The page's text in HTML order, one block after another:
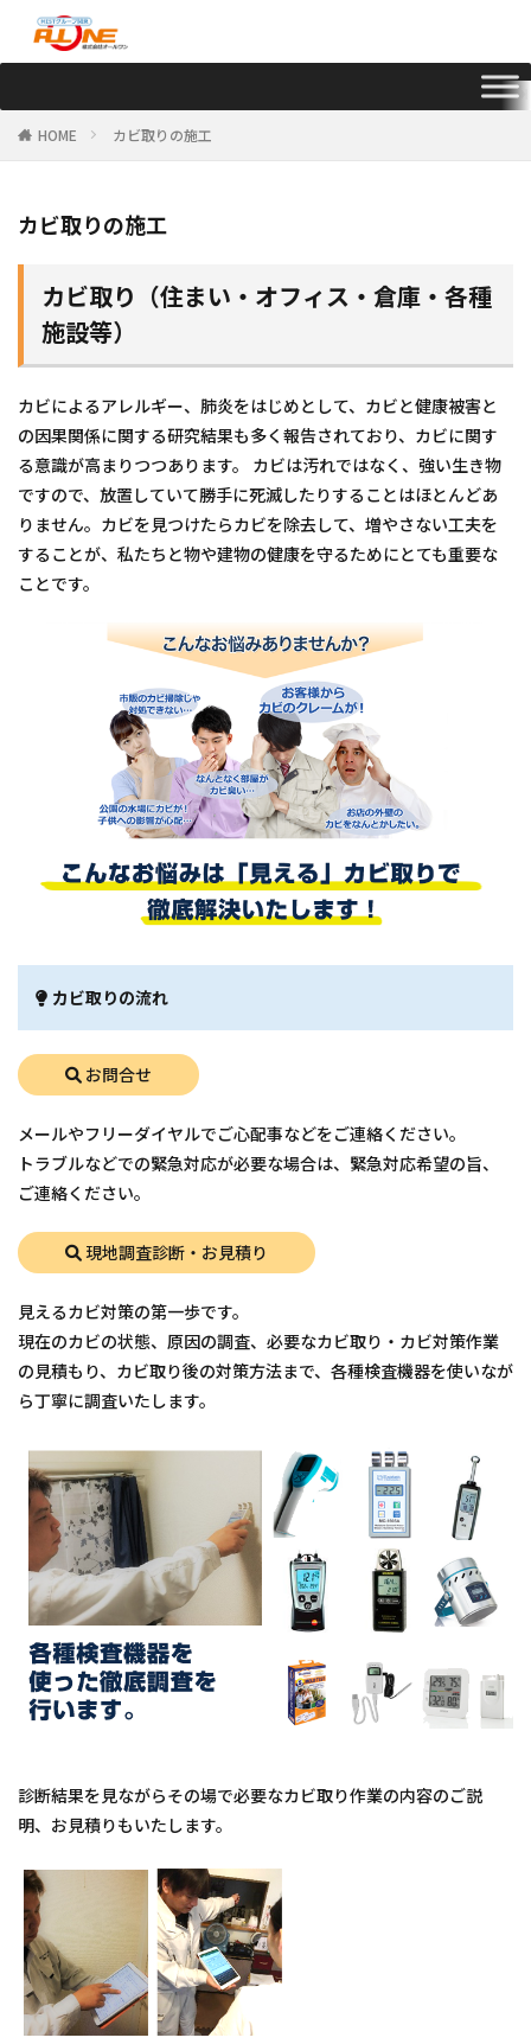
HOME カビ取りの施工
カビ取りの施工
カビ取り（住まい・オフィス・倉庫・各種
施設等）
カビによるアレルギー、肺炎をはじめとして、カビと健康被害と
の因果関係に関する研究結果も多く報告されており、カビに関す
る意識が高まりつつあります。 カビは汚れではなく、強い生き物
ですので、放置していて勝手に死滅したりすることはほとんどあ
りません。カビを見つけたらカビを除去して、増やさない工夫を
することが、私たちと物や建物の健康を守るためにとても重要な
ことです。
カビ取りの流れ
お問合せ
メールやフリーダイヤルでご心配事などをご連絡ください。
トラブルなどでの緊急対応が必要な場合は、緊急対応希望の旨、
ご連絡ください。
現地調査診断・お見積り
見えるカビ対策の第一歩です。
現在のカビの状態、原因の調査、必要なカビ取り・カビ対策作業
の見積もり、カビ取り後の対策方法まで、各種検査機器を使いなが
ら丁寧に調査いたします。
診断結果を見ながらその場で必要なカビ取り作業の内容のご説
明、お見積りもいたします。